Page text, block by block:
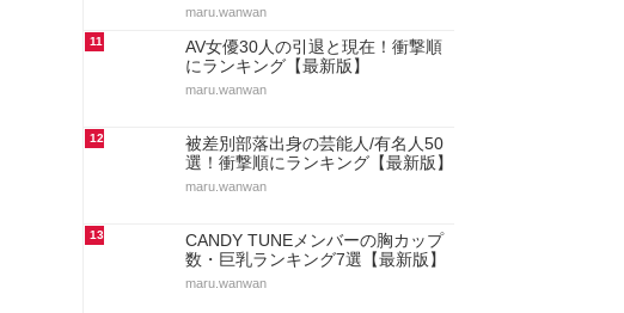
maru.wanwan
11
AV女優30人の引退と現在！衝撃順
にランキング【最新版】
maru.wanwan
12
被差別部落出身の芸能人/有名人50
選！衝撃順にランキング【最新版】
maru.wanwan
13
CANDY TUNEメンバーの胸カップ
数・巨乳ランキング7選【最新版】
maru.wanwan